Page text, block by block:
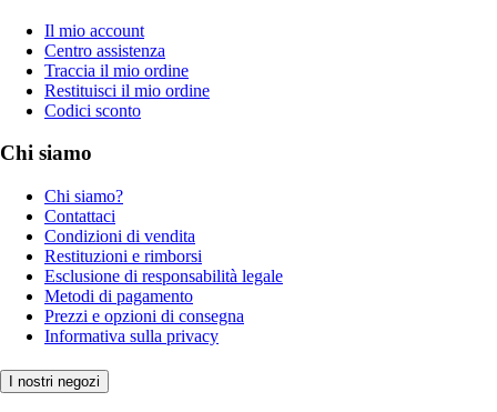
Il mio account
Centro assistenza
Traccia il mio ordine
Restituisci il mio ordine
Codici sconto
Chi siamo
Chi siamo?
Contattaci
Condizioni di vendita
Restituzioni e rimborsi
Esclusione di responsabilità legale
Metodi di pagamento
Prezzi e opzioni di consegna
Informativa sulla privacy
I nostri negozi